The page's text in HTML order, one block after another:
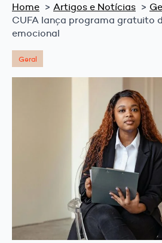
Home Artigos e Notícias
CUFA lança programa gratuito
emocional
Geral